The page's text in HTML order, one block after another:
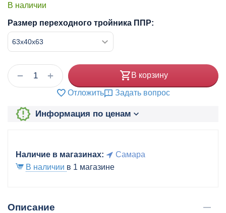
В наличии
Размер переходного тройника ППР:
+
− В корзину
Отложить Задать вопрос
Информация по ценам
Наличие в магазинах:
Самара
В наличии в 1 магазине
Описание